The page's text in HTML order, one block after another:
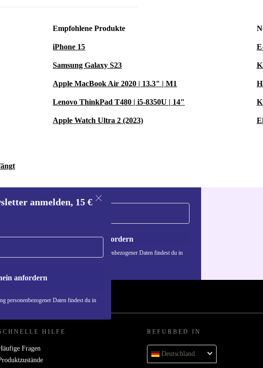
Empfohlene Produkte
iPhone 15
Samsung Galaxy S23
Apple MacBook Air 2020 | 13.3" | M1
Lenovo ThinkPad T480 | i5-8350U | 14"
Apple Watch Ultra 2 (2023)
anmelden, 15 €
anfordern
personenbezogener Daten findest du in
Gutschein anfordern
Informationen über die Verwendung personenbezogener Daten findest du in
HILFE
Fragen
REFURBED IN
Deutschland